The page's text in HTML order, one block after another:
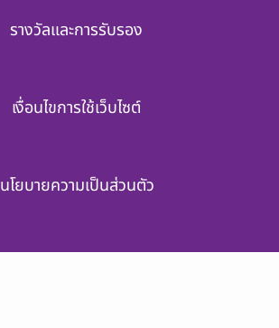
รางวัลและการรับรอง
เงื่อนไขการใช้เว็บไซต์
นโยบายความเป็นส่วนตัว